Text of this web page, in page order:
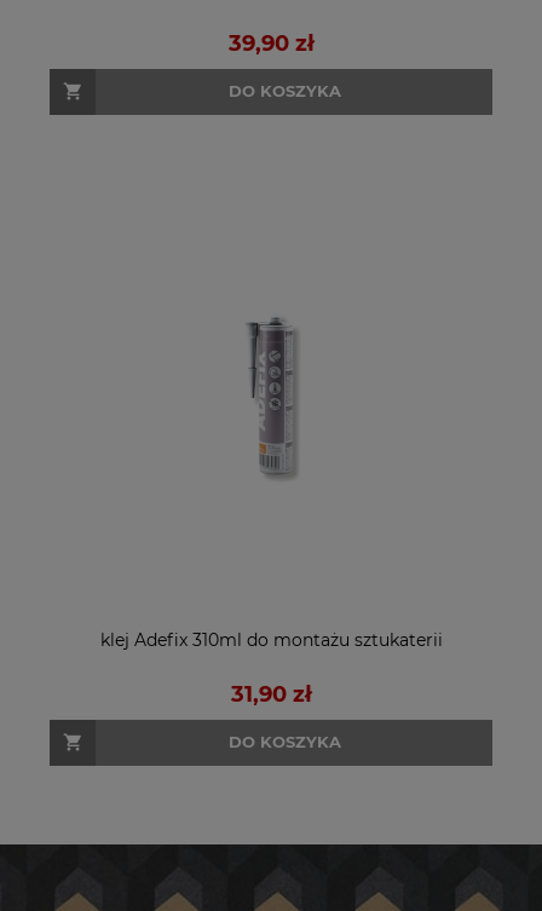
39,90 zł
DO KOSZYKA
klej Adefix 310ml do montażu sztukaterii
31,90 zł
DO KOSZYKA